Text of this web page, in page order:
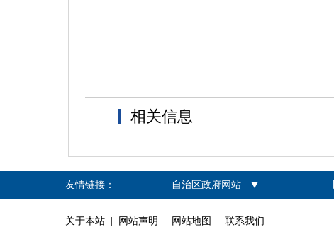
相关信息
友情链接： 自治区政府网站
关于本站 网站声明 网站地图 联系我们